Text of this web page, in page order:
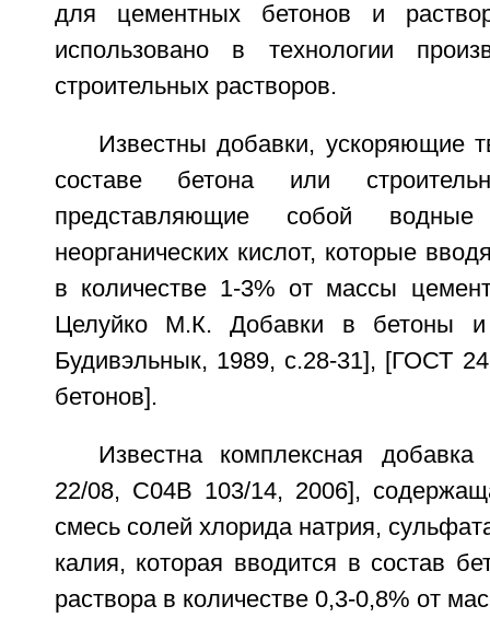
для цементных бетонов и
использовано в технологии
строительных растворов.
Известны добавки, ускоряющие
составе бетона или
представляющие собой
неорганических кислот, которые
в количестве 1-3% от массы
Целуйко М.К. Добавки в бетоны
Будивэльнык, 1989, с.28-31], [ГОСТ
бетонов].
Известна комплексная добавка
22/08, С04В 103/14, 2006],
смесь солей хлорида натрия,
калия, которая вводится в состав
раствора в количестве 0,3-0,8% от